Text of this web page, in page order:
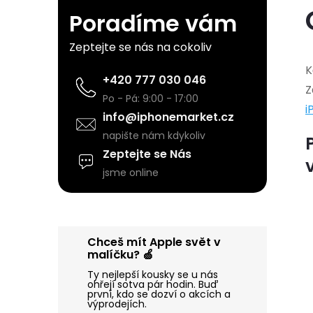
s
n
Poradíme vám
Zeptejte se nás na cokoliv
+420 777 030 046
Po - Pá: 9:00 - 17:00
info@iphonemarket.cz
napište nám kdykoliv
Zeptejte se Nás
jsme online
Chceš mít Apple svět v
malíčku? 🍏
Ty nejlepší kousky se u nás
ohřejí sotva pár hodin. Buď
první, kdo se dozví o akcích a
výprodejích.